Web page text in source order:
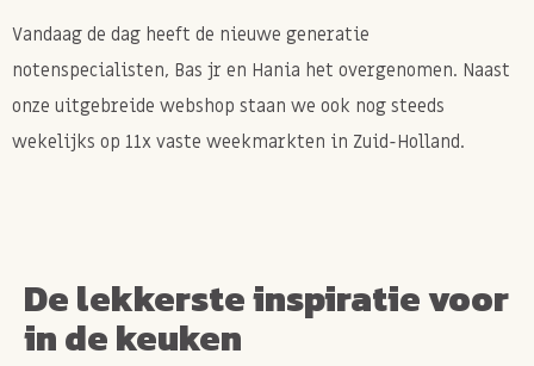
Vandaag de dag heeft de nieuwe generatie
notenspecialisten, Bas jr en Hania het overgenomen. Naast
onze uitgebreide webshop staan we ook nog steeds
wekelijks op 11x vaste weekmarkten in Zuid-Holland.
De lekkerste inspiratie voor
in de keuken